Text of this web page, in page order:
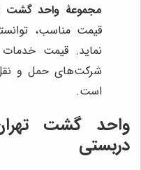
مجموعۀ واحد گشت
قیمت مناسب،
نماید. قیمت
شرکت‌های حمل و
است.
واحد گشت
دربستی